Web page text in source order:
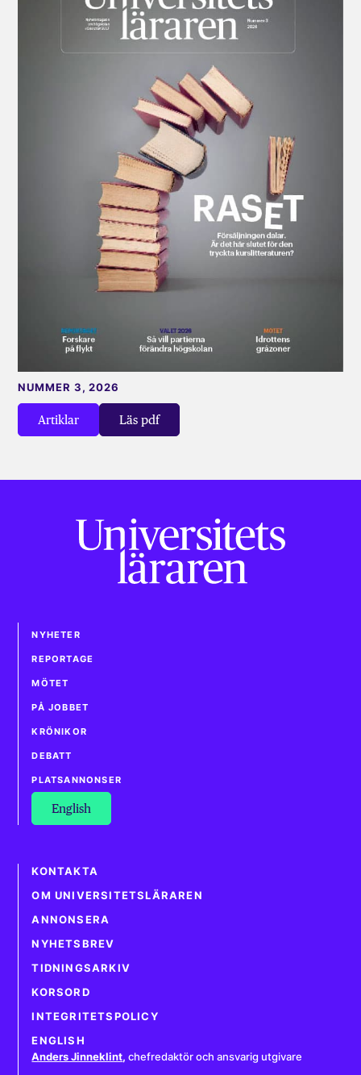
Artiklar Läs pdf
NUMMER 3, 2026
NYHETER
REPORTAGE
MÖTET
PÅ JOBBET
KRÖNIKOR
DEBATT
PLATSANNONSER
English
KONTAKTA
OM UNIVERSITETSLÄRAREN
ANNONSERA
NYHETSBREV
TIDNINGSARKIV
KORSORD
INTEGRITETSPOLICY
ENGLISH
Anders Jinneklint, chefredaktör och ansvarig utgivare